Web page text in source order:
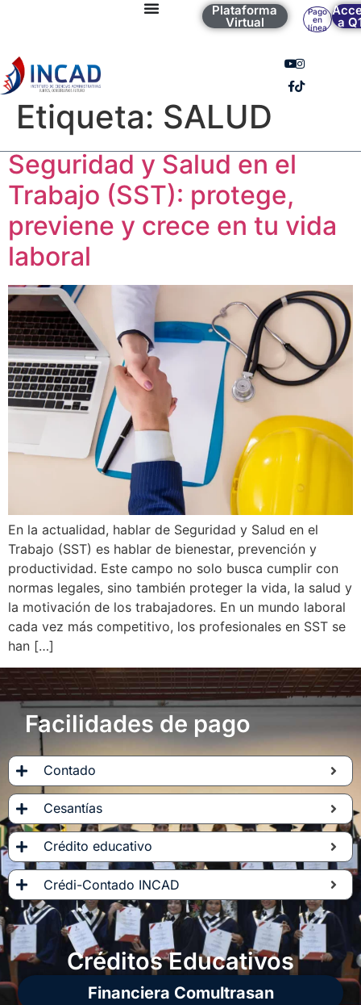
Plataforma
Virtual
Pago
en
línea
a
Etiqueta: SALUD
Seguridad y Salud en el
Trabajo (SST): protege,
previene y crece en tu vida
laboral
En la actualidad, hablar de Seguridad y Salud en el
Trabajo (SST) es hablar de bienestar, prevención y
productividad. Este campo no solo busca cumplir con
normas legales, sino también proteger la vida, la salud y
la motivación de los trabajadores. En un mundo laboral
cada vez más competitivo, los profesionales en SST se
han […]
Facilidades de pago
Contado
Cesantías
Crédito educativo
Crédi-Contado INCAD
Créditos Educativos
Financiera Comultrasan